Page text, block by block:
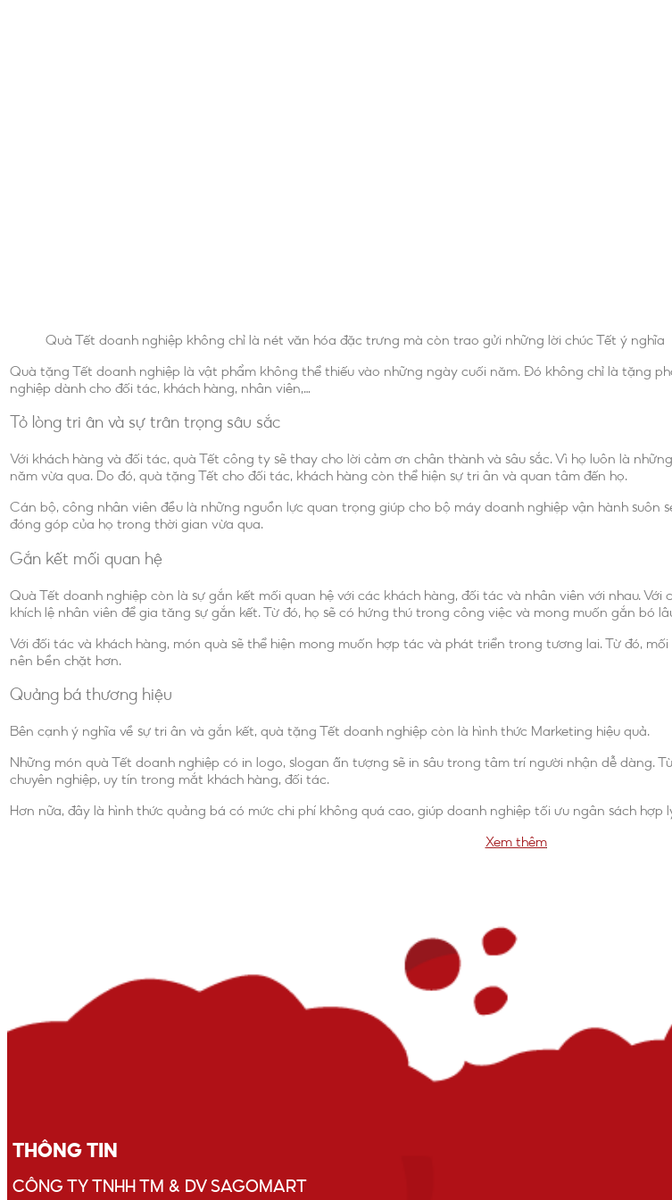
Quà Tết doanh nghiệp không chỉ là nét văn hóa đặc trưng mà còn trao gửi những lời chúc Tết ý nghĩa
Quà tặng Tết doanh nghiệp là vật phẩm không thể thiếu vào những ngày cuối năm. Đó không chỉ là tặng
nghiệp dành cho đối tác, khách hàng, nhân viên,…
Tỏ lòng tri ân và sự trân trọng sâu sắc
Với khách hàng và đối tác, quà Tết công ty sẽ thay cho lời cảm ơn chân thành và sâu sắc. Vì họ luôn là
năm vừa qua. Do đó, quà tặng Tết cho đối tác, khách hàng còn thể hiện sự tri ân và quan tâm đến họ.
Cán bộ, công nhân viên đều là những nguồn lực quan trọng giúp cho bộ máy doanh nghiệp vận hành suôn
đóng góp của họ trong thời gian vừa qua.
Gắn kết mối quan hệ
Quà Tết doanh nghiệp còn là sự gắn kết mối quan hệ với các khách hàng, đối tác và nhân viên với nhau. Với
khích lệ nhân viên để gia tăng sự gắn kết. Từ đó, họ sẽ có hứng thú trong công việc và mong muốn gắn bó
Với đối tác và khách hàng, món quà sẽ thể hiện mong muốn hợp tác và phát triển trong tương lai. Từ đó,
nên bền chặt hơn.
Quảng bá thương hiệu
Bên cạnh ý nghĩa về sự tri ân và gắn kết, quà tặng Tết doanh nghiệp còn là hình thức Marketing hiệu quả.
Những món quà Tết doanh nghiệp có in logo, slogan ấn tượng sẽ in sâu trong tâm trí người nhận dễ dàng.
chuyên nghiệp, uy tín trong mắt khách hàng, đối tác.
Hơn nữa, đây là hình thức quảng bá có mức chi phí không quá cao, giúp doanh nghiệp tối ưu ngân sách hợp
Xem thêm
THÔNG TIN
CÔNG TY TNHH TM & DV SAGOMART